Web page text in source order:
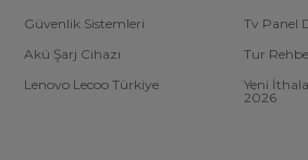
Güvenlik Sistemleri
Tv Panel
Akü Şarj Cihazı
Tur
Lenovo Lecoo Türkiye
Yeni
2026